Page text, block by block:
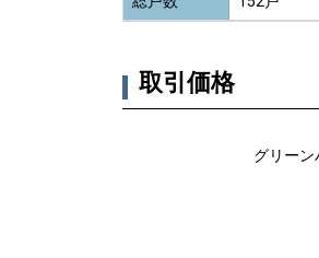
取引価格
グリー